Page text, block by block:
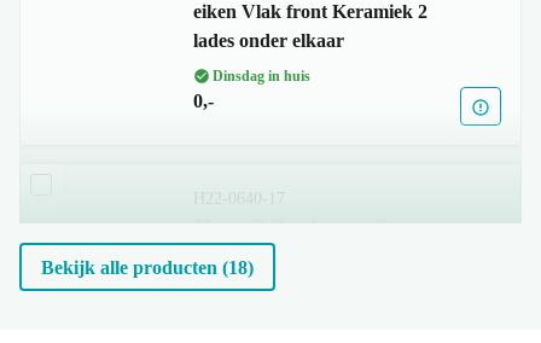
eiken Vlak front Keramiek 2
lades onder elkaar
Dinsdag in huis
0,-
H22-0640-17
Mano 22 Handgreep | Rvs |
Dinsdag in huis
Bekijk alle producten (18)